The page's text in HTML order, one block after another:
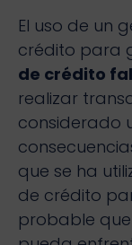
El uso de un
crédito para
de crédito
realizar
considerado
que se ha
de crédito
probable